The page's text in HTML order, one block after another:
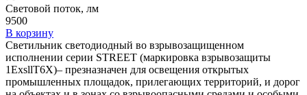
Световой поток, лм
9500
В корзину
Светильник светодиодный во взрывозащищенном
исполнении серии STREET (маркировка взрывозащиты
1ЕхsllT6X)– презназначен для освещения открытых
промышленных площадок, прилегающих территорий, и дорог